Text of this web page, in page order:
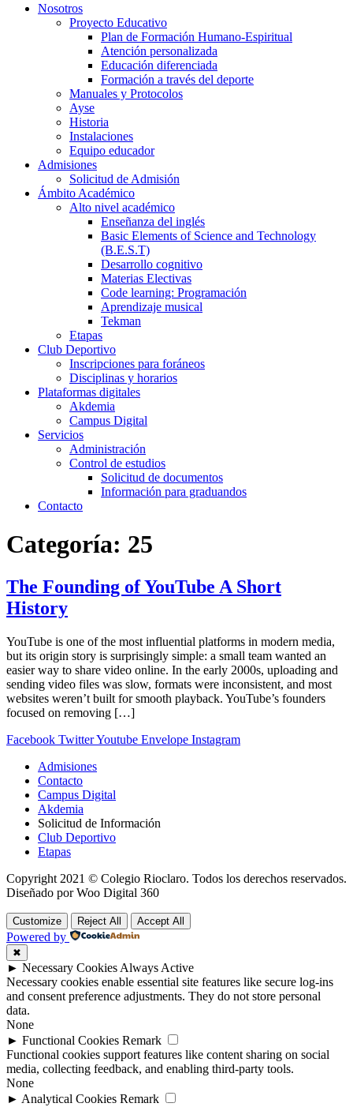
Nosotros
Proyecto Educativo
Plan de Formación Humano-Espiritual
Atención personalizada
Educación diferenciada
Formación a través del deporte
Manuales y Protocolos
Ayse
Historia
Instalaciones
Equipo educador
Admisiones
Solicitud de Admisión
Ámbito Académico
Alto nivel académico
Enseñanza del inglés
Basic Elements of Science and Technology
(B.E.S.T)
Desarrollo cognitivo
Materias Electivas
Code learning: Programación
Aprendizaje musical
Tekman
Etapas
Club Deportivo
Inscripciones para foráneos
Disciplinas y horarios
Plataformas digitales
Akdemia
Campus Digital
Servicios
Administración
Control de estudios
Solicitud de documentos
Información para graduandos
Contacto
Categoría: 25
The Founding of YouTube A Short
History
YouTube is one of the most influential platforms in modern media,
but its origin story is surprisingly simple: a small team wanted an
easier way to share video online. In the early 2000s, uploading and
sending video files was slow, formats were inconsistent, and most
websites weren’t built for smooth playback. YouTube’s founders
focused on removing […]
Facebook TwitterYoutube Envelope Instagram
Admisiones
Contacto
Campus Digital
Akdemia
Solicitud de Información
Club Deportivo
Etapas
Copyright 2021 © Colegio Rioclaro. Todos los derechos reservados.
Diseñado por Woo Digital 360
Customize Reject All Accept All
Powered by
✖
► Necessary Cookies Always Active
Necessary cookies enable essential site features like secure log-ins
and consent preference adjustments. They do not store personal
data.
None
► Functional Cookies Remark
Functional cookies support features like content sharing on social
media, collecting feedback, and enabling third-party tools.
None
► Analytical Cookies Remark